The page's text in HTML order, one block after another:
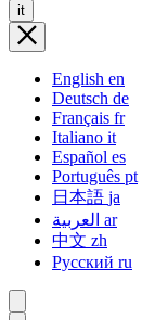
it
English en
Deutsch de
Français fr
Italiano it
Español es
Português pt
日本語 ja
ar
中文 zh
Русский ru